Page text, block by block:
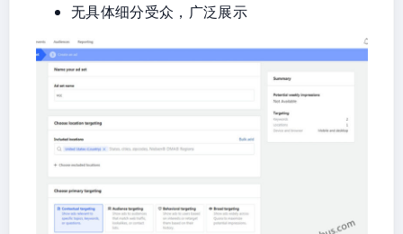
无具体细分受众，广泛展示